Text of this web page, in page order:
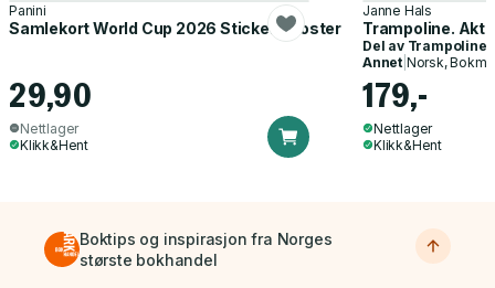
Panini
Samlekort World Cup 2026 Sticker Booster
29,90
Nettlager
Klikk&Hent
Janne Hals
Trampoline.
Del av Trampoline
Annet| Norsk,
179,-
Nettlager
Klikk&Hent
Boktips og inspirasjon fra Norges
største bokhandel